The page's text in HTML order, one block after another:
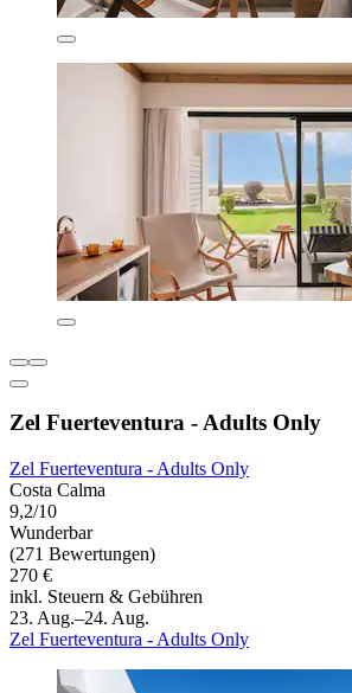
Zel Fuerteventura - Adults Only
Zel Fuerteventura - Adults Only
Costa Calma
9,2/10
Wunderbar
(271 Bewertungen)
270 €
inkl. Steuern & Gebühren
23. Aug.–24. Aug.
Zel Fuerteventura - Adults Only